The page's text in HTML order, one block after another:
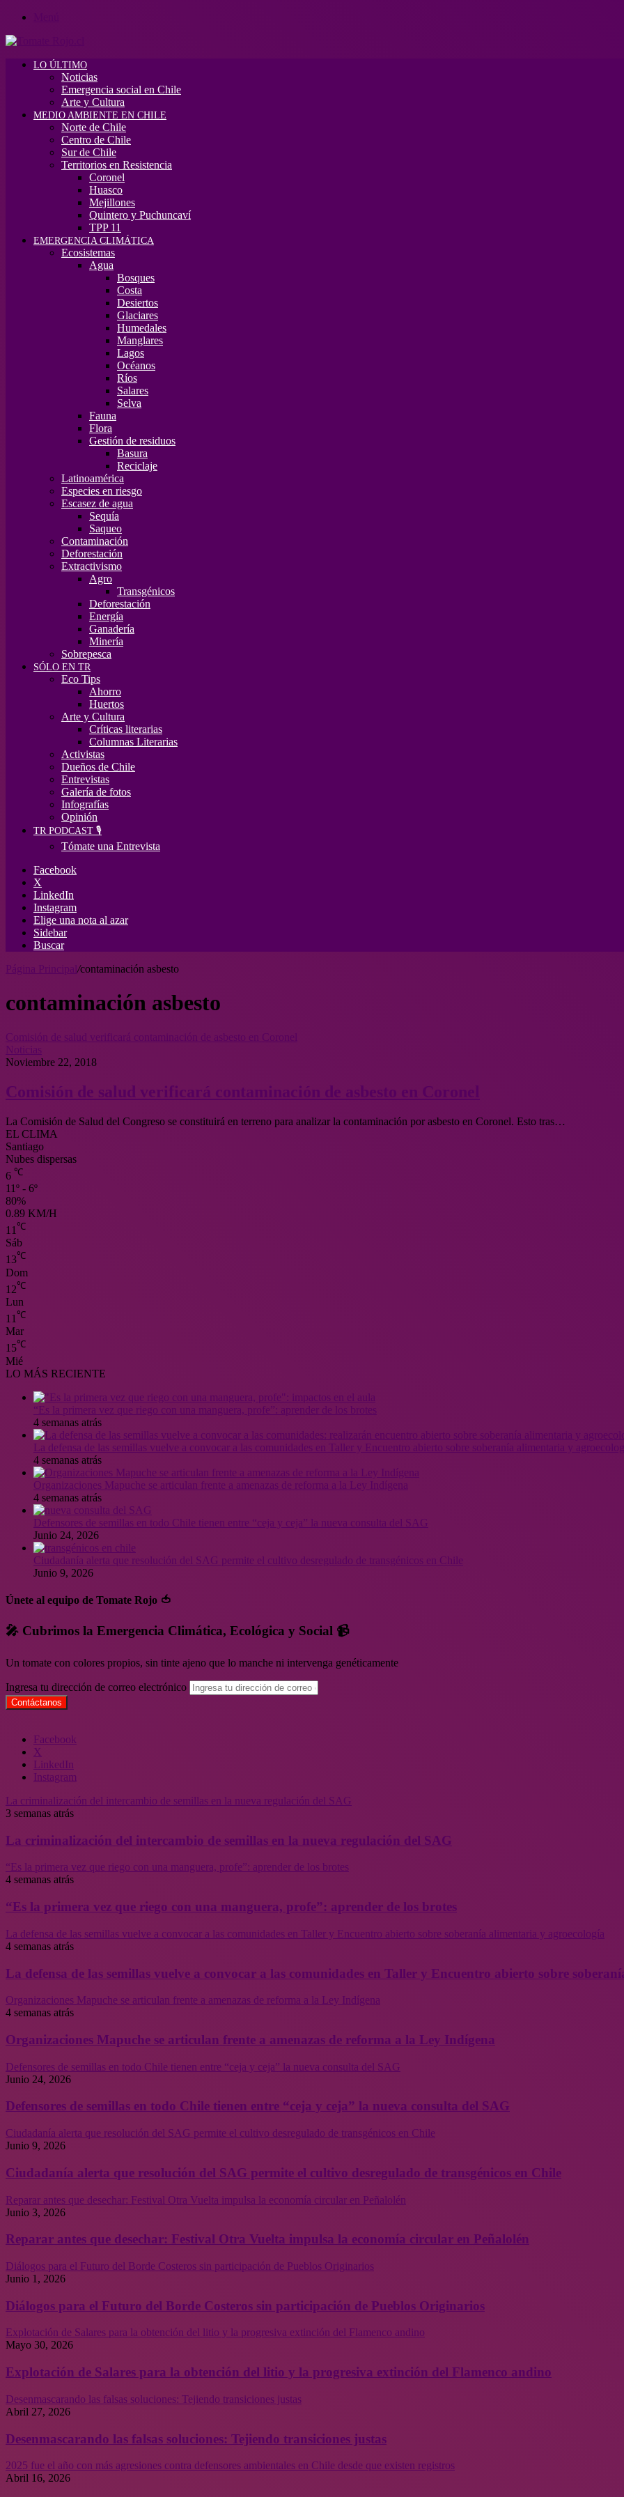
LO ÚLTIMO
Noticias
Emergencia social en Chile
Arte y Cultura
MEDIO AMBIENTE EN CHILE
Norte de Chile
Centro de Chile
Sur de Chile
Territorios en Resistencia
Coronel
Huasco
Mejillones
Quintero y Puchuncaví
TPP 11
EMERGENCIA CLIMÁTICA
Ecosistemas
Agua
Bosques
Costa
Desiertos
Glaciares
Humedales
Manglares
Lagos
Océanos
Ríos
Salares
Selva
Fauna
Flora
Gestión de residuos
Basura
Reciclaje
Latinoamérica
Especies en riesgo
Escasez de agua
Sequía
Saqueo
Contaminación
Deforestación
Extractivismo
Agro
Transgénicos
Deforestación
Energía
Ganadería
Minería
Sobrepesca
SÓLO EN TR
Eco Tips
Ahorro
Huertos
Arte y Cultura
Críticas literarias
Columnas Literarias
Activistas
Dueños de Chile
Entrevistas
Galería de fotos
Infografías
Opinión
TR PODCAST 🎙️
Tómate una Entrevista
Facebook
X
LinkedIn
Instagram
Elige una nota al azar
Sidebar
Buscar
Página Principal /contaminación asbesto
contaminación asbesto
Comisión de salud verificará contaminación de asbesto en Coronel
Noticias
Noviembre 22, 2018
Comisión de salud verificará contaminación de asbesto en Coronel
La Comisión de Salud del Congreso se constituirá en terreno para analizar la contaminación por asbesto en Coronel. Esto tras…
EL CLIMA
Santiago
Nubes dispersas
6 ℃
11º - 6º
80%
0.89 KM/H
11 ℃
Sáb
13℃
Dom
12℃
Lun
11 ℃
Mar
15℃
Mié
LO MÁS RECIENTE
“Es la primera vez que riego con una manguera, profe”: aprender de los brotes
4 semanas atrás
La defensa de las semillas vuelve a convocar a las comunidades en Taller y Encuentro abierto sobre soberanía alimentaria y
4 semanas atrás
Organizaciones Mapuche se articulan frente a amenazas de reforma a la Ley Indígena
4 semanas atrás
Defensores de semillas en todo Chile tienen entre “ceja y ceja” la nueva consulta del SAG
Junio 24, 2026
Ciudadanía alerta que resolución del SAG permite el cultivo desregulado de transgénicos en Chile
Junio 9, 2026
Únete al equipo de Tomate Rojo 🍅
🎤 Cubrimos la Emergencia Climática, Ecológica y Social 📹
Un tomate con colores propios, sin tinte ajeno que lo manche ni intervenga genéticamente
Ingresa tu dirección de correo electrónico
Facebook
X
LinkedIn
Instagram
La criminalización del intercambio de semillas en la nueva regulación del SAG
3 semanas atrás
La criminalización del intercambio de semillas en la nueva regulación del SAG
“Es la primera vez que riego con una manguera, profe”: aprender de los brotes
4 semanas atrás
“Es la primera vez que riego con una manguera, profe”: aprender de los brotes
La defensa de las semillas vuelve a convocar a las comunidades en Taller y Encuentro abierto sobre soberanía alimentaria y agroecología
4 semanas atrás
La defensa de las semillas vuelve a convocar a las comunidades en Taller y Encuentro abierto sobre
Organizaciones Mapuche se articulan frente a amenazas de reforma a la Ley Indígena
4 semanas atrás
Organizaciones Mapuche se articulan frente a amenazas de reforma a la Ley Indígena
Defensores de semillas en todo Chile tienen entre “ceja y ceja” la nueva consulta del SAG
Junio 24, 2026
Defensores de semillas en todo Chile tienen entre “ceja y ceja” la nueva consulta del SAG
Ciudadanía alerta que resolución del SAG permite el cultivo desregulado de transgénicos en Chile
Junio 9, 2026
Ciudadanía alerta que resolución del SAG permite el cultivo desregulado de transgénicos en Chile
Reparar antes que desechar: Festival Otra Vuelta impulsa la economía circular en Peñalolén
Junio 3, 2026
Reparar antes que desechar: Festival Otra Vuelta impulsa la economía circular en Peñalolén
Diálogos para el Futuro del Borde Costeros sin participación de Pueblos Originarios
Junio 1, 2026
Diálogos para el Futuro del Borde Costeros sin participación de Pueblos Originarios
Explotación de Salares para la obtención del litio y la progresiva extinción del Flamenco andino
Mayo 30, 2026
Explotación de Salares para la obtención del litio y la progresiva extinción del Flamenco andino
Desenmascarando las falsas soluciones: Tejiendo transiciones justas
Abril 27, 2026
Desenmascarando las falsas soluciones: Tejiendo transiciones justas
2025 fue el año con más agresiones contra defensores ambientales en Chile desde que existen registros
Abril 16, 2026